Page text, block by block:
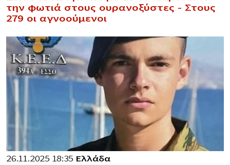
την φωτιά στους ουρανοξύστες – Στους
279 οι αγνοούμενοι
26.11.2025 18:35 Ελλάδα